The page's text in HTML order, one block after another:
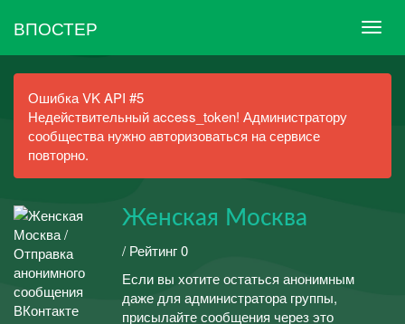
ВПОСТЕР
Ошибка VK API #5
Недействительный access_token! Администратору
сообщества нужно авторизоваться на сервисе
повторно.
Женская Москва
/ Рейтинг 0
Если вы хотите остаться анонимным
даже для администратора группы,
присылайте сообщения через это